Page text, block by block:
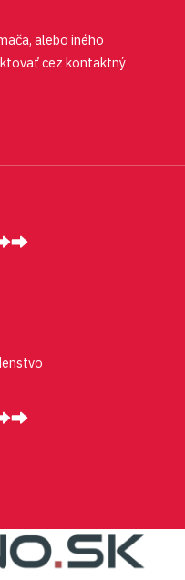
alebo iného
cez kontaktný